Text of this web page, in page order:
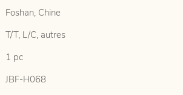
Foshan, Chine
T/T, L/C, autres
1 pc
JBF-H068